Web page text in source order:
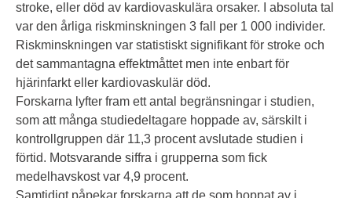
stroke, eller död av kardiovaskulära orsaker. I absoluta tal
var den årliga riskminskningen 3 fall per 1 000 individer.
Riskminskningen var statistiskt signifikant för stroke och
det sammantagna effektmåttet men inte enbart för
hjärinfarkt eller kardiovaskulär död.
Forskarna lyfter fram ett antal begränsningar i studien,
som att många studiedeltagare hoppade av, särskilt i
kontrollgruppen där 11,3 procent avslutade studien i
förtid. Motsvarande siffra i grupperna som fick
medelhavskost var 4,9 procent.
Samtidigt påpekar forskarna att de som hoppat av i